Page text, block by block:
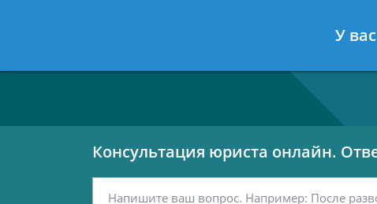
7 812 467-42-15
Консультация юриста онлайн.
У